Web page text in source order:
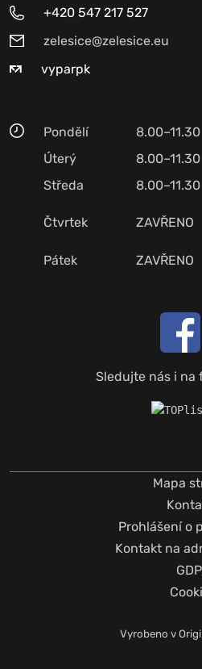
+420 547 217 527
zelesice@zelesice.eu
vyparpk
Pondělí 8.00–11.30
Úterý
8.00–11.30
Středa
8.00–11.30
Čtvrtek ZAVŘENO
Pátek
ZAVŘENO
Sledujte nás i na
Mapa
Prohlášení o
Kontakt na
Vyrobeno v